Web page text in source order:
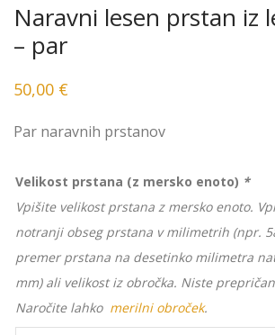
Naravni lesen prstan iz
– par
50,00 €
Par naravnih prstanov
Velikost prstana (z mersko enoto) *
Vpišite velikost prstana z mersko enoto.
notranji obseg prstana v milimetrih (npr.
premer prstana na desetinko milimetra
mm) ali velikost iz obročka. Niste
Naročite lahko merilni obroček.